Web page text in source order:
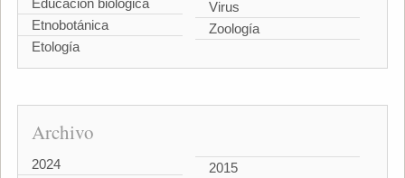
Etnobotánica
Etología
Virus
Zoología
Archivo
2024
2015